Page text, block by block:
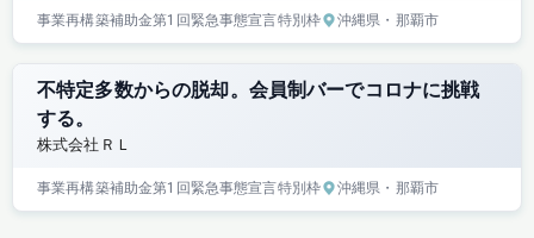
事業再構築補助金第1回緊急事態宣言特別枠 沖縄県 ・那覇市
不特定多数からの脱却。会員制バーでコロナに挑戦
する。
株式会社ＲＬ
事業再構築補助金第1回緊急事態宣言特別枠 沖縄県 ・那覇市